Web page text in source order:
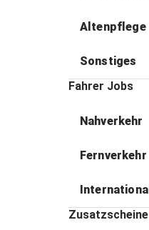
Altenpflege
Sonstiges
Fahrer Jobs
Nahverkehr
Fernverkehr
International
Zusatzscheine